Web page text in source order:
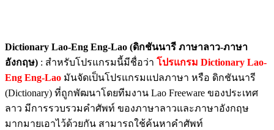
Dictionary Lao-Eng Eng-Lao (ดิกชันนารี ภาษาลาว-ภาษา
อังกฤษ) : สำหรับโปรแกรมนี้มีชื่อว่า โปรแกรม Dictionary Lao-
Eng Eng-Lao มันจัดเป็นโปรแกรมแปลภาษา หรือ ดิกชันนารี
(Dictionary) ที่ถูกพัฒนาโดยทีมงาน Lao Freeware ของประเทศ
ลาว มีการรวบรวมคำศัพท์ ของภาษาลาวและภาษาอังกฤษ
มากมายเอาไว้ด้วยกัน สามารถใช้ค้นหาคำศัพท์